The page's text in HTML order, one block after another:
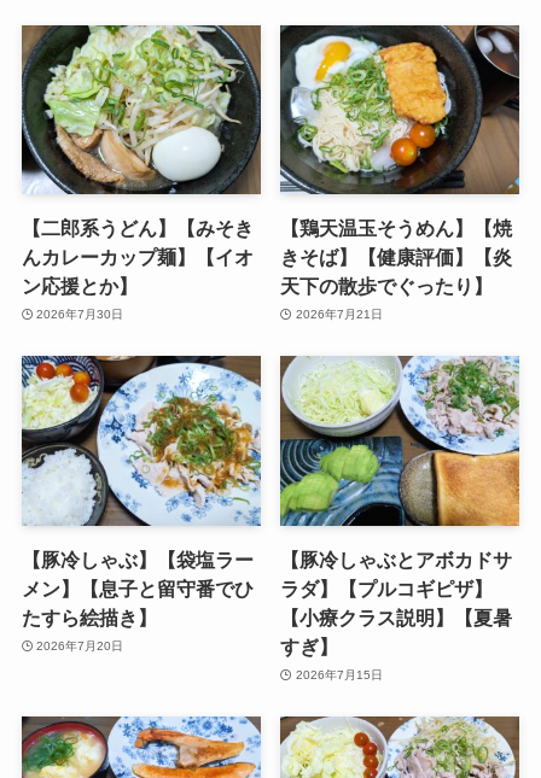
【二郎系うどん】【みそき
んカレーカップ麺】【イオ
ン応援とか】
2026年7月30日
【鶏天温玉そうめん】【焼
きそば】【健康評価】【炎
天下の散歩でぐったり】
2026年7月21日
【豚冷しゃぶ】【袋塩ラー
メン】【息子と留守番でひ
たすら絵描き】
2026年7月20日
【豚冷しゃぶとアボカドサ
ラダ】【プルコギピザ】
【小療クラス説明】【夏暑
すぎ】
2026年7月15日